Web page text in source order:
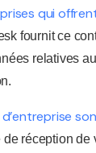
qui
fournit ce
relatives
réception de